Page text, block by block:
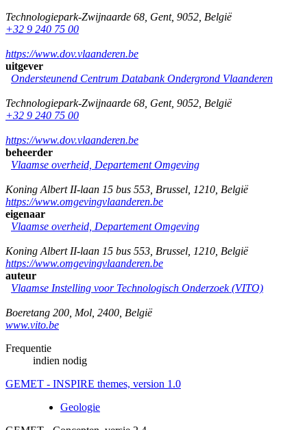
Technologiepark-Zwijnaarde 68 Gent, 9052 België
+32 9 240 75 00
https://www.dov.vlaanderen.be
uitgever
Ondersteunend Centrum Databank Ondergrond Vlaanderen
Technologiepark-Zwijnaarde 68 Gent, 9052 België
+32 9 240 75 00
https://www.dov.vlaanderen.be
beheerder
Vlaamse overheid, Departement Omgeving
Koning Albert II-laan 15 bus 553 Brussel 1210 België
https://www.omgevingvlaanderen.be
eigenaar
Vlaamse overheid, Departement Omgeving
Koning Albert II-laan 15 bus 553 Brussel 1210 België
https://www.omgevingvlaanderen.be
auteur
Vlaamse Instelling voor Technologisch Onderzoek (VITO)
Boeretang 200 Mol 2400 België
www.vito.be
Frequentie
indien nodig
GEMET - INSPIRE themes, version 1.0
Geologie